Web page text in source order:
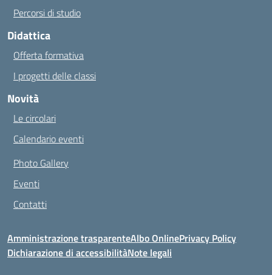
Percorsi di studio
Didattica
Offerta formativa
I progetti delle classi
Novità
Le circolari
Calendario eventi
Photo Gallery
Eventi
Contatti
Amministrazione trasparenteAlbo OnlinePrivacy Policy
Dichiarazione di accessibilitàNote legali